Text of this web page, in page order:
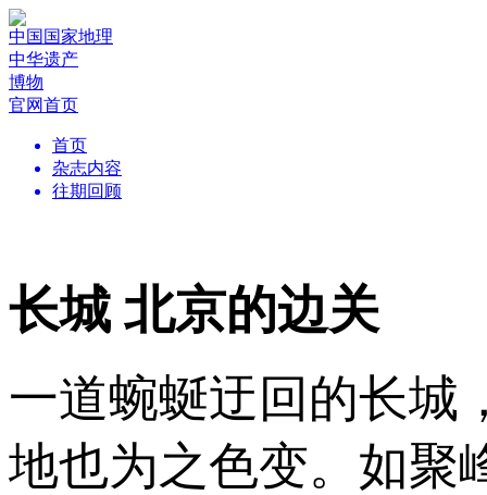
中国国家地理
中华遗产
博物
官网首页
首页
杂志内容
往期回顾
长城 北京的边关
一道蜿蜒迂回的长城
地也为之色变。如聚